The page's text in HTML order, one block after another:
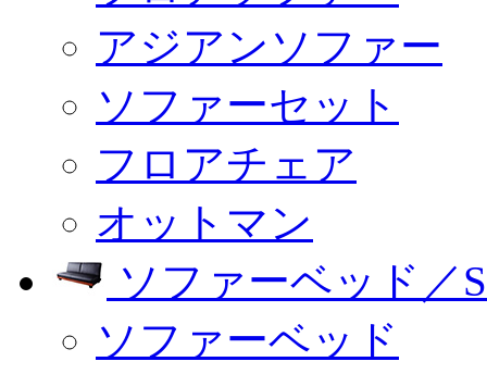
アジアンソファー
ソファーセット
フロアチェア
オットマン
ソファーベッド／
ソファーベッド